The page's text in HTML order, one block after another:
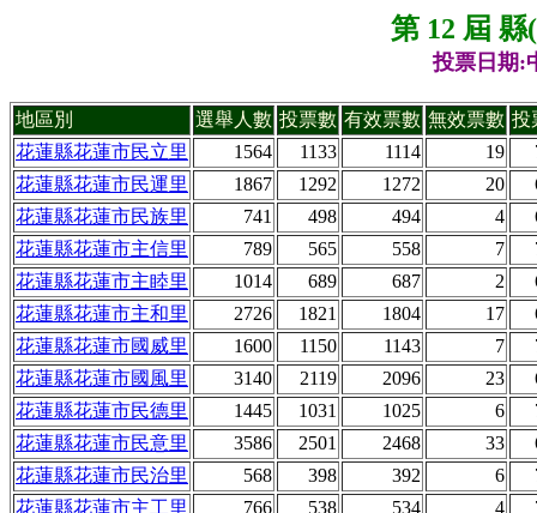
第 12 屆
投票日期:
地區別 選舉人數 投票數 有效票數 無效票數 投
花蓮縣花蓮市民立里
1564 1133 1114 19
花蓮縣花蓮市民運里
1867 1292 1272 20
花蓮縣花蓮市民族里
741 498 494 4
花蓮縣花蓮市主信里
789 565 558 7
花蓮縣花蓮市主睦里
1014 689 687 2
花蓮縣花蓮市主和里
2726 1821 1804 17
花蓮縣花蓮市國威里
1600 1150 1143 7
花蓮縣花蓮市國風里
3140 2119 2096 23
花蓮縣花蓮市民德里
1445 1031 1025 6
花蓮縣花蓮市民意里
3586 2501 2468 33
花蓮縣花蓮市民治里
568 398 392 6
花蓮縣花蓮市主工里
766 538 534 4